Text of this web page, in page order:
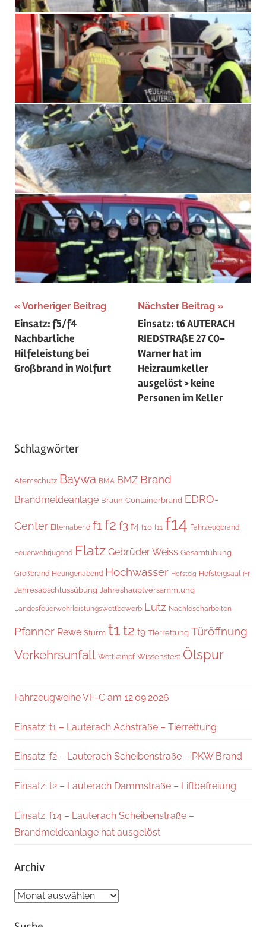
Beitragsnavigation
Vorheriger Beitrag
Einsatz: f5/f4
Nachbarliche
Hilfeleistung bei
Großbrand in Wolfurt
Nächster Beitrag
Einsatz: t6 AUTERACH
RIEDSTRAßE 27 CO-
Warner hat im
Heizraumkeller
ausgelöst > keine
Personen im Keller
Schlagwörter
Atemschutz Baywa BMA BMZ Brand
Brandmeldeanlage Braun Containerbrand EDRO-
Center Elternabend f1f2 f3 f4 f10 f11 f14 Fahrzeugbrand
Feuerwehrjugend Flatz Gebrüder Weiss Gesamtübung
Großbrand Heurigenabend Hochwasser Hofsteig Hofsteigsaal i+r
Jahresabschlussübung Jahreshauptversammlung
Landesfeuerwehrleistungswettbewerb Lutz Nachlöscharbeiten
Pfanner Rewe Sturm t1t2 t9 Tierrettung Türöffnung
Verkehrsunfall Wettkampf Wissenstest Ölspur
Fahrzeugweihe VF-C am 12.09.2026
Einsatz: t1 – Lauterach Achstraße – Tierrettung
Einsatz: f2 – Lauterach Scheibenstraße – PKW Brand
Einsatz: t2 – Lauterach Dammstraße – Liftbefreiung
Einsatz: f14 – Lauterach Scheibenstraße –
Brandmeldeanlage hat ausgelöst
Archiv
Archiv